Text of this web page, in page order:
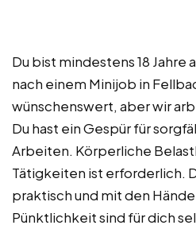
Du bist mindestens 18 Jahre
nach einem Minijob in
wünschenswert, aber wir
Du hast ein Gespür für
Arbeiten. Körperliche
Tätigkeiten ist erforderlich.
praktisch und mit den
Pünktlichkeit sind für dich